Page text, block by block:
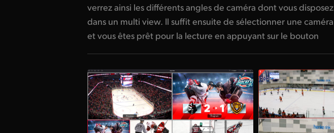
verrez ainsi les différents angles de caméra dont vous disposez
dans un multi view. Il suffit ensuite de sélectionner une caméra
et vous êtes prêt pour la lecture en appuyant sur le bouton
timeline. Vous pouvez ensuite ajouter des titres et poster le